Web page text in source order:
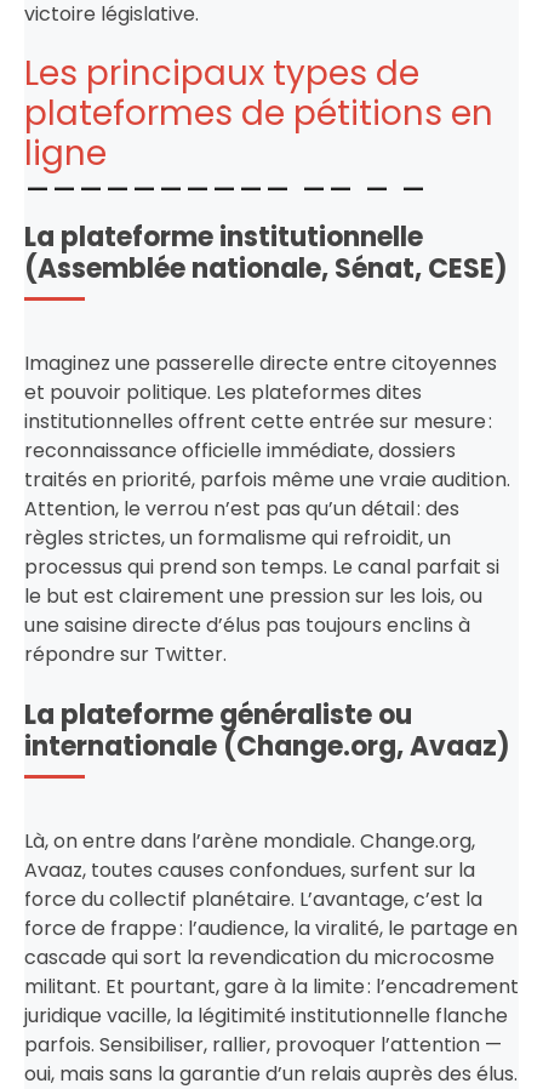
victoire législative.
Les principaux types de
plateformes de pétitions en
ligne
La plateforme institutionnelle
(Assemblée nationale, Sénat, CESE)
Imaginez une passerelle directe entre citoyennes
et pouvoir politique. Les plateformes dites
institutionnelles offrent cette entrée sur mesure :
reconnaissance officielle immédiate, dossiers
traités en priorité, parfois même une vraie audition.
Attention, le verrou n’est pas qu’un détail : des
règles strictes, un formalisme qui refroidit, un
processus qui prend son temps. Le canal parfait si
le but est clairement une pression sur les lois, ou
une saisine directe d’élus pas toujours enclins à
répondre sur Twitter.
La plateforme généraliste ou
internationale (Change.org, Avaaz)
Là, on entre dans l’arène mondiale. Change.org,
Avaaz, toutes causes confondues, surfent sur la
force du collectif planétaire. L’avantage, c’est la
force de frappe : l’audience, la viralité, le partage en
cascade qui sort la revendication du microcosme
militant. Et pourtant, gare à la limite : l’encadrement
juridique vacille, la légitimité institutionnelle flanche
parfois. Sensibiliser, rallier, provoquer l’attention —
oui, mais sans la garantie d’un relais auprès des élus.